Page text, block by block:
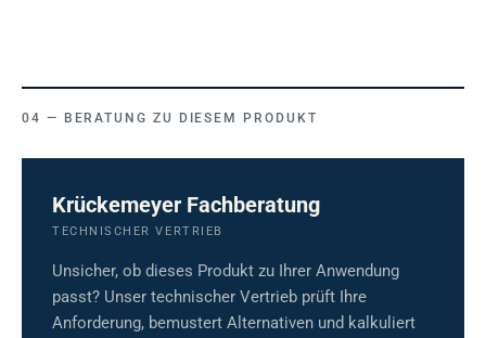
BERATUNG ZU DIESEM PRODUKT
Krückemeyer Fachberatung
TECHNISCHER VERTRIEB
Unsicher, ob dieses Produkt zu Ihrer Anwendung
passt? Unser technischer Vertrieb prüft Ihre
Anforderung, bemustert Alternativen und kalkuliert